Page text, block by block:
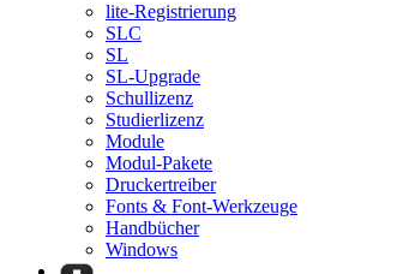
lite-Registrierung
SLC
SL
SL-Upgrade
Schullizenz
Studierlizenz
Module
Modul-Pakete
Druckertreiber
Fonts & Font-Werkzeuge
Handbücher
Windows